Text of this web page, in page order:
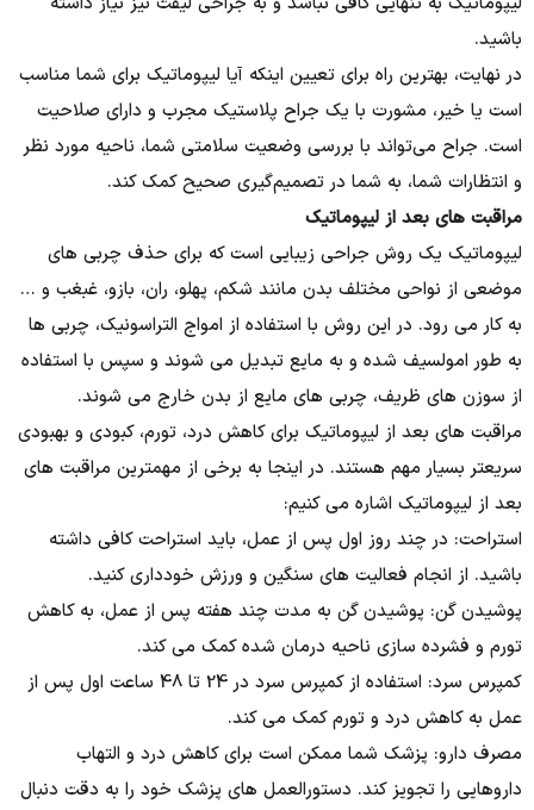
باشید.
در نهایت، بهترین راه برای تعیین اینکه آیا لیپوماتیک برای شما مناسب
است یا خیر، مشورت با یک جراح پلاستیک مجرب و دارای صلاحیت
است. جراح می‌تواند با بررسی وضعیت سلامتی شما، ناحیه مورد نظر
و انتظارات شما، به شما در تصمیم‌گیری صحیح کمک کند.
مراقبت های بعد از لیپوماتیک
لیپوماتیک یک روش جراحی زیبایی است که برای حذف چربی های
موضعی از نواحی مختلف بدن مانند شکم، پهلو، ران، بازو، غبغب و …
به کار می رود. در این روش با استفاده از امواج التراسونیک، چربی ها
به طور امولسیف شده و به مایع تبدیل می شوند و سپس با استفاده
از سوزن های ظریف، چربی های مایع از بدن خارج می شوند.
مراقبت های بعد از لیپوماتیک برای کاهش درد، تورم، کبودی و بهبودی
سریعتر بسیار مهم هستند. در اینجا به برخی از مهمترین مراقبت های
بعد از لیپوماتیک اشاره می کنیم:
استراحت: در چند روز اول پس از عمل، باید استراحت کافی داشته
باشید. از انجام فعالیت های سنگین و ورزش خودداری کنید.
پوشیدن گن: پوشیدن گن به مدت چند هفته پس از عمل، به کاهش
تورم و فشرده سازی ناحیه درمان شده کمک می کند.
کمپرس سرد: استفاده از کمپرس سرد در 24 تا 48 ساعت اول پس از
عمل به کاهش درد و تورم کمک می کند.
مصرف دارو: پزشک شما ممکن است برای کاهش درد و التهاب
داروهایی را تجویز کند. دستورالعمل های پزشک خود را به دقت دنبال